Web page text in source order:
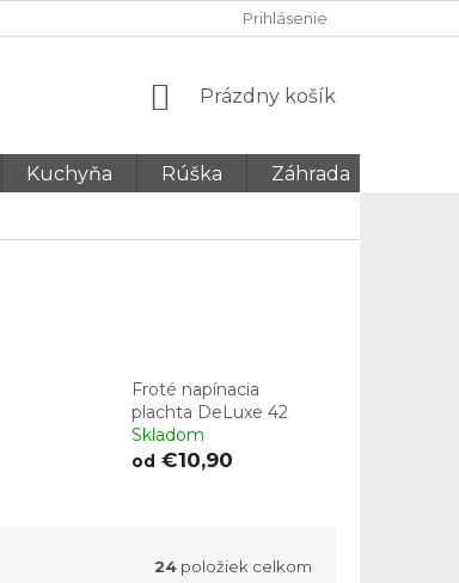
OCHRANA OSOBNÝCH ÚDAJOV GDPR
Prihlásenie
NÁKUPNÝ
Prázdny košík
Kuchyňa Rúška Záhrada
Froté napínacia
plachta DeLuxe 42
Skladom
od €10,90
24 položiek celkom